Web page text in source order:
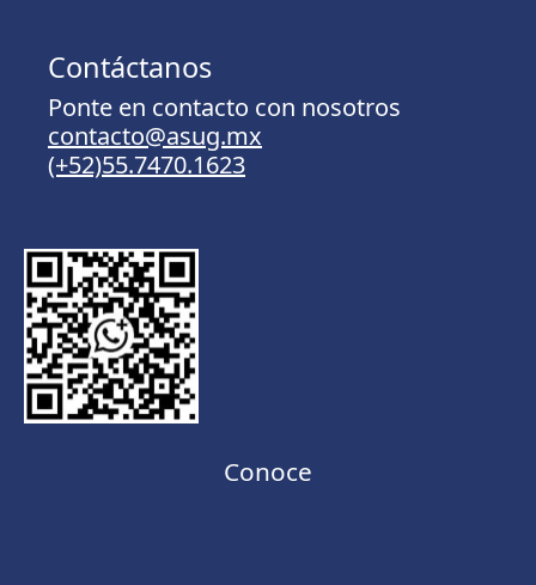
Contáctanos
Ponte en contacto con nosotros
contacto@asug.mx
(+52)55.7470.1623
Conoce